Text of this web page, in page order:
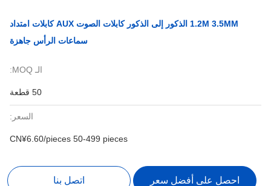
1.2M 3.5MM الذكور إلى الذكور كابلات الصوت AUX كابلات امتداد
سماعات الرأس جاهزة
الـ MOQ:
50 قطعة
السعر:
CN¥6.60/pieces 50-499 pieces
احصل على أفضل سعر اتصل بنا